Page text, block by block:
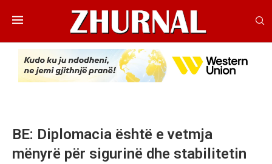
BE: Diplomacia është e vetmja
mënyrë për sigurinë dhe stabilitetin